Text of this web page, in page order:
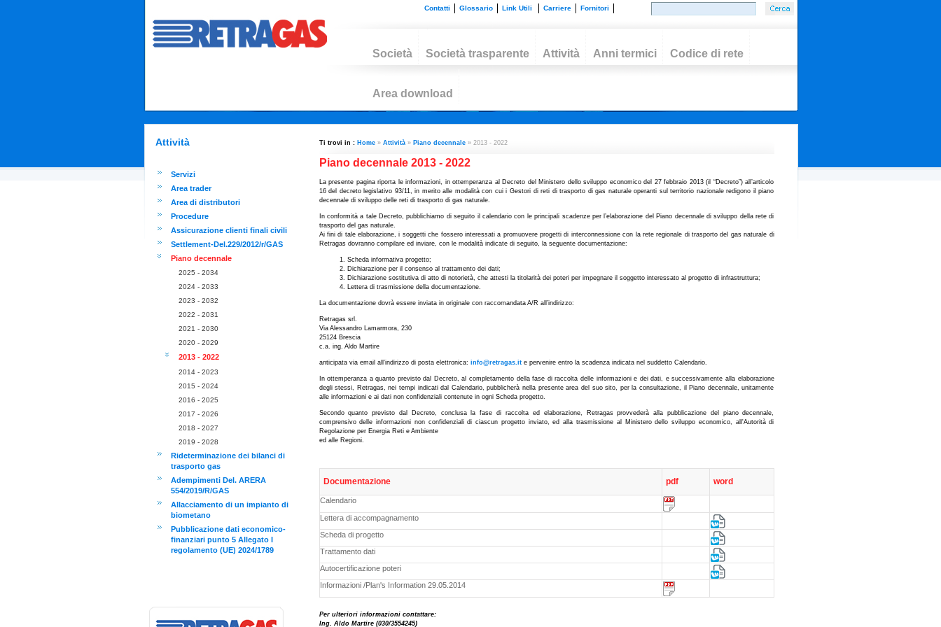
Fornitori
Carriere
Link Utili
Glossario
Contatti
Società Società trasparente Attività Anni termici Codice di rete
Area download
Attività
Servizi
Area trader
Area di distributori
Procedure
Assicurazione clienti finali civili
Settlement-Del.229/2012/r/GAS
Piano decennale
2025 - 2034
2024 - 2033
2023 - 2032
2022 - 2031
2021 - 2030
2020 - 2029
2013 - 2022
2014 - 2023
2015 - 2024
2016 - 2025
2017 - 2026
2018 - 2027
2019 - 2028
Rideterminazione dei bilanci di
trasporto gas
Adempimenti Del. ARERA
554/2019/R/GAS
Allacciamento di un impianto di
biometano
Pubblicazione dati economico-
finanziari punto 5 Allegato I
regolamento (UE) 2024/1789
Ti trovi in : Home » Attività » Piano decennale » 2013 - 2022
Piano decennale 2013 - 2022
La presente pagina riporta le informazioni, in ottemperanza al Decreto del Ministero dello sviluppo economico del 27 febbraio 2013 (il “Decreto”) all’articolo
16 del decreto legislativo 93/11, in merito alle modalità con cui i Gestori di reti di trasporto di gas naturale operanti sul territorio nazionale redigono il piano
decennale di sviluppo delle reti di trasporto di gas naturale.
In conformità a tale Decreto, pubblichiamo di seguito il calendario con le principali scadenze per l’elaborazione del Piano decennale di sviluppo della rete di
trasporto del gas naturale.
Ai fini di tale elaborazione, i soggetti che fossero interessati a promuovere progetti di interconnessione con la rete regionale di trasporto del gas naturale di
Retragas dovranno compilare ed inviare, con le modalità indicate di seguito, la seguente documentazione:
Scheda informativa progetto;
Dichiarazione per il consenso al trattamento dei dati;
Dichiarazione sostitutiva di atto di notorietà, che attesti la titolarità dei poteri per impegnare il soggetto interessato al progetto di infrastruttura;
Lettera di trasmissione della documentazione.
La documentazione dovrà essere inviata in originale con raccomandata A/R all’indirizzo:
Retragas srl.
Via Alessandro Lamarmora, 230
25124 Brescia
c.a. ing. Aldo Martire
anticipata via email all’indirizzo di posta elettronica: info@retragas.ite pervenire entro la scadenza indicata nel suddetto Calendario.
In ottemperanza a quanto previsto dal Decreto, al completamento della fase di raccolta delle informazioni e dei dati, e successivamente alla elaborazione
degli stessi, Retragas, nei tempi indicati dal Calendario, pubblicherà nella presente area del suo sito, per la consultazione, il Piano decennale, unitamente
alle informazioni e ai dati non confidenziali contenute in ogni Scheda progetto.
Secondo quanto previsto dal Decreto, conclusa la fase di raccolta ed elaborazione, Retragas provvederà alla pubblicazione del piano decennale,
comprensivo delle informazioni non confidenziali di ciascun progetto inviato, ed alla trasmissione al Ministero dello sviluppo economico, all'Autorità di
Regolazione per Energia Reti e Ambiente
ed alle Regioni.
Documentazione pdf word
Calendario
Lettera di accompagnamento
Scheda di progetto
Trattamento dati
Autocertificazione poteri
Informazioni /Plan's Information 29.05.2014
Per ulteriori informazioni contattare:
Ing. Aldo Martire (030/3554245)